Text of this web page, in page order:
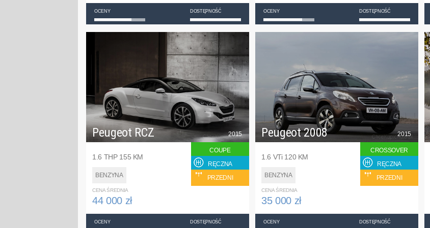
OCENY DOSTĘPNOŚĆ OCENY DOSTĘPNOŚĆ
Peugeot RCZ
1.6 THP 155 KM
BENZYNA
2015
COUPE
RĘCZNA
PRZEDNI
CENA ŚREDNIA
44 000 zł
OCENY DOSTĘPNOŚĆ
Peugeot 2008
1.6 VTi 120 KM
BENZYNA
2015
CROSSOVER
RĘCZNA
PRZEDNI
CENA ŚREDNIA
35 000 zł
OCENY DOSTĘPNOŚĆ